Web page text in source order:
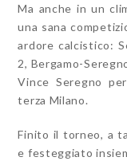
Ma anche in un
una sana
ardore calcistico:
2, Bergamo-
Vince Seregno
terza Milano.
Finito il torneo, a
e festeggiato